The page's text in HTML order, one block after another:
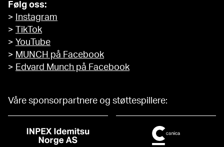
Følg oss:
>
Instagram
>
TikTok
> YouTube
> MUNCH på Facebook
> Edvard Munch på Facebook
Våre sponsorpartnere og støttespillere: